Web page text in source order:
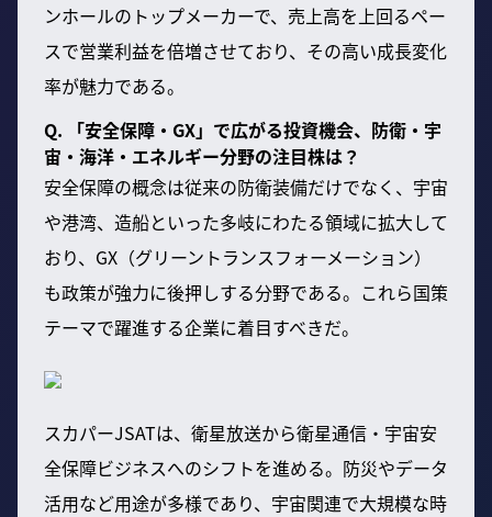
ンホールのトップメーカーで、売上高を上回るペー
スで営業利益を倍増させており、その高い成長変化
率が魅力である。
Q. 「安全保障・GX」で広がる投資機会、防衛・宇
宙・海洋・エネルギー分野の注目株は？
安全保障の概念は従来の防衛装備だけでなく、宇宙
や港湾、造船といった多岐にわたる領域に拡大して
おり、GX（グリーントランスフォーメーション）
も政策が強力に後押しする分野である。これら国策
テーマで躍進する企業に着目すべきだ。
スカパーJSATは、衛星放送から衛星通信・宇宙安
全保障ビジネスへのシフトを進める。防災やデータ
活用など用途が多様であり、宇宙関連で大規模な時